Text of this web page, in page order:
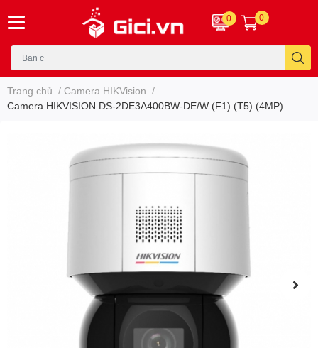
0 0
Trang chủ / Camera HIKVision /
Camera HIKVISION DS-2DE3A400BW-DE/W (F1) (T5) (4MP)